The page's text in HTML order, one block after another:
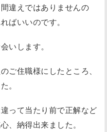
違えではありませんの
ばいいのです。
いします。
ご住職様にしたところ、
。
って当たり前で正解など
、納得出来ました。